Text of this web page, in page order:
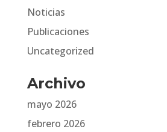
Noticias
Publicaciones
Uncategorized
Archivo
mayo 2026
febrero 2026